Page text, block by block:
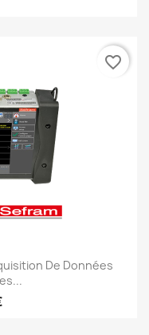
De Données
favorite_border